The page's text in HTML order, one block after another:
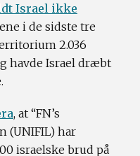
Israel ikke
i de sidste tre
2.036
havde Israel dræbt
, at “FN’s
(UNIFIL) har
israelske brud på